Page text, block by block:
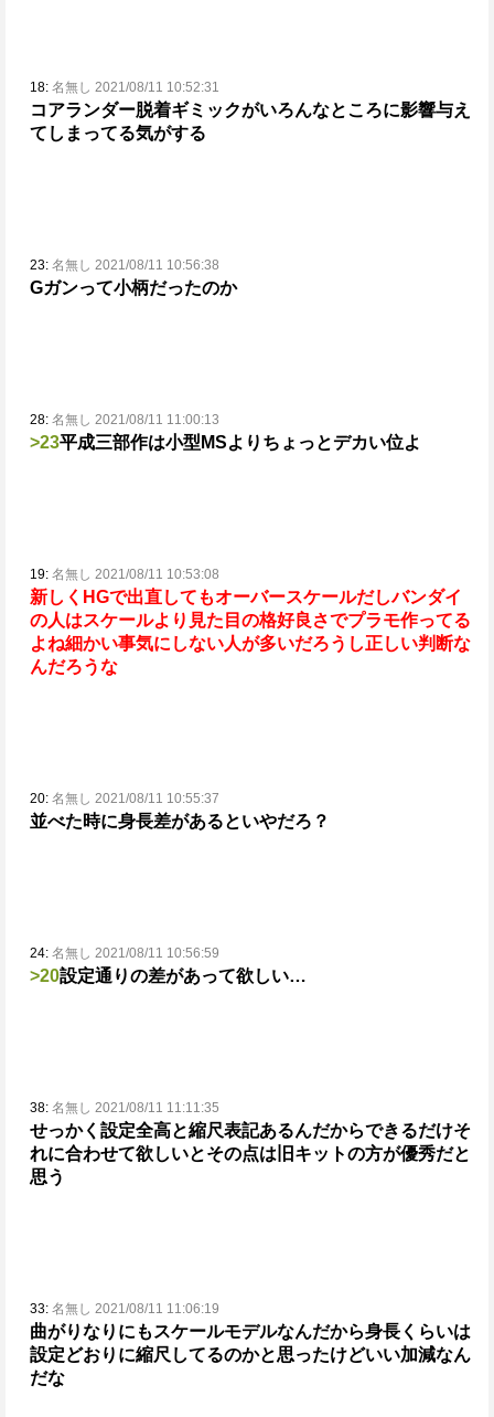
18: 名無し 2021/08/11 10:52:31
コアランダー脱着ギミックがいろんなところに影響与え
てしまってる気がする
23: 名無し 2021/08/11 10:56:38
Gガンって小柄だったのか
28: 名無し 2021/08/11 11:00:13
>23平成三部作は小型MSよりちょっとデカい位よ
19: 名無し 2021/08/11 10:53:08
新しくHGで出直してもオーバースケールだしバンダイ
の人はスケールより見た目の格好良さでプラモ作ってる
よね細かい事気にしない人が多いだろうし正しい判断な
んだろうな
20: 名無し 2021/08/11 10:55:37
並べた時に身長差があるといやだろ？
24: 名無し 2021/08/11 10:56:59
>20設定通りの差があって欲しい…
38: 名無し 2021/08/11 11:11:35
せっかく設定全高と縮尺表記あるんだからできるだけそ
れに合わせて欲しいとその点は旧キットの方が優秀だと
思う
33: 名無し 2021/08/11 11:06:19
曲がりなりにもスケールモデルなんだから身長くらいは
設定どおりに縮尺してるのかと思ったけどいい加減なん
だな